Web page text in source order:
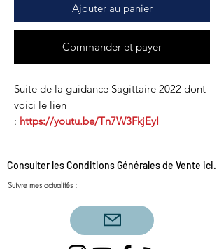
Ajouter au panier
Commander et payer
Suite de la guidance Sagittaire 2022 dont
voici le lien
: https://youtu.be/Tn7W3FkjEyI
Consulter lesConditions Générales de Vente ici.
Suivre mes actualités :